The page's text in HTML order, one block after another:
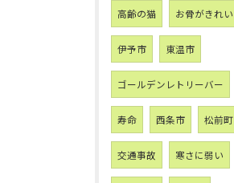
高齢の猫 お骨がきれい
伊予市 東温市
ゴールデンレトリーバー
寿命 西条市 松前町
交通事故 寒さに弱い